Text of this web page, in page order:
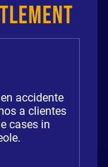
accidente
a clientes
cases in